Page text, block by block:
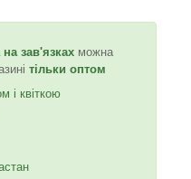
зав'язках можна
тільки оптом
і квіткою